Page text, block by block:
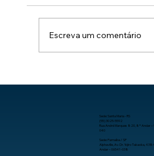
Escreva um comentário
Sede: Santa Maria - RS
(55) 3025-5592
Rua André Marques 820, 8º Andar –
040
Sede: Parnaíba / SP
Alphaville, Av. Dr. Yojiro Takaoka,
Andar – 06541-038